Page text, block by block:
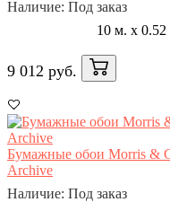
Наличие: Под заказ
10 м. x
9 012 руб.
Бумажные обои Morris &
Archive
Наличие: Под заказ